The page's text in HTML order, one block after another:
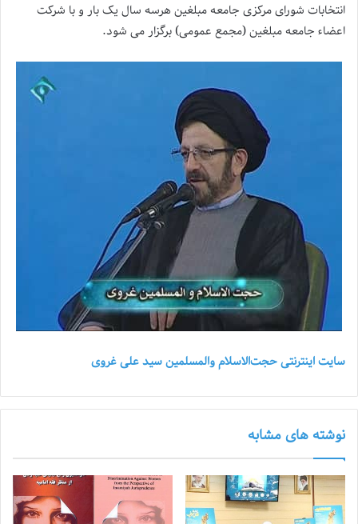
انتخابات شورای مرکزی جامعه مبلغین هرسه سال یک بار و با شرکت
اعضاء جامعه مبلغین (مجمع عمومی) برگزار می شود.
سایت اینترنتی حجت‌الاسلام والمسلمین سید علی غروی
نوشته های مشابه